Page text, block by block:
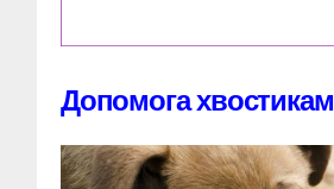
Допомога хвостикам